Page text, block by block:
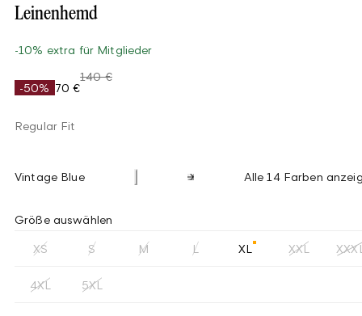
Leinenhemd
-10% extra für Mitglieder
-50% 70 €
140 €
Regular Fit
Vintage Blue Alle 14 Farben
Größe auswählen
XS S M L XL XXL
4XL 5XL